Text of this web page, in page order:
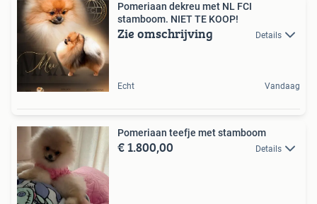
Pomeriaan dekreu met NL FCI
stamboom. NIET TE KOOP!
Zie omschrijving Details
Echt Vandaag
Pomeriaan teefje met stamboom
€ 1.800,00 Details